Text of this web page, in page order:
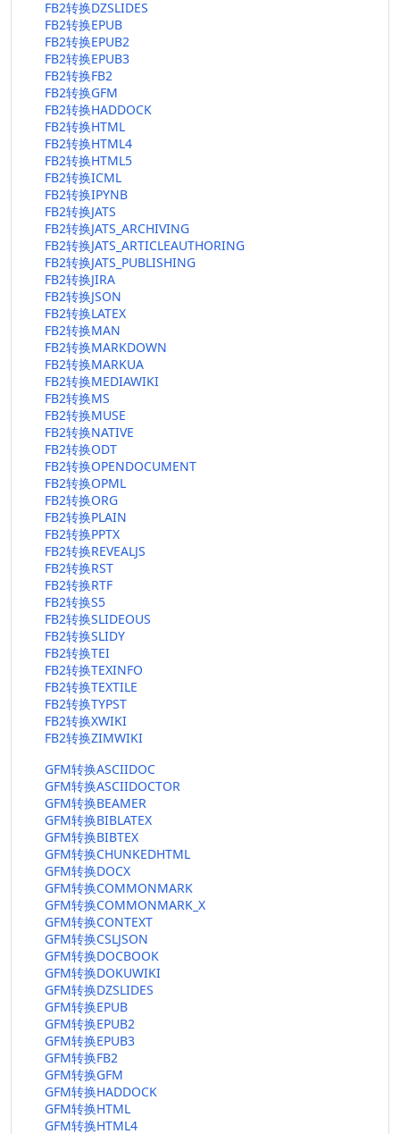
FB2转换DZSLIDES
FB2转换EPUB
FB2转换EPUB2
FB2转换EPUB3
FB2转换FB2
FB2转换GFM
FB2转换HADDOCK
FB2转换HTML
FB2转换HTML4
FB2转换HTML5
FB2转换ICML
FB2转换IPYNB
FB2转换JATS
FB2转换JATS_ARCHIVING
FB2转换JATS_ARTICLEAUTHORING
FB2转换JATS_PUBLISHING
FB2转换JIRA
FB2转换JSON
FB2转换LATEX
FB2转换MAN
FB2转换MARKDOWN
FB2转换MARKUA
FB2转换MEDIAWIKI
FB2转换MS
FB2转换MUSE
FB2转换NATIVE
FB2转换ODT
FB2转换OPENDOCUMENT
FB2转换OPML
FB2转换ORG
FB2转换PLAIN
FB2转换PPTX
FB2转换REVEALJS
FB2转换RST
FB2转换RTF
FB2转换S5
FB2转换SLIDEOUS
FB2转换SLIDY
FB2转换TEI
FB2转换TEXINFO
FB2转换TEXTILE
FB2转换TYPST
FB2转换XWIKI
FB2转换ZIMWIKI
GFM转换ASCIIDOC
GFM转换ASCIIDOCTOR
GFM转换BEAMER
GFM转换BIBLATEX
GFM转换BIBTEX
GFM转换CHUNKEDHTML
GFM转换DOCX
GFM转换COMMONMARK
GFM转换COMMONMARK_X
GFM转换CONTEXT
GFM转换CSLJSON
GFM转换DOCBOOK
GFM转换DOKUWIKI
GFM转换DZSLIDES
GFM转换EPUB
GFM转换EPUB2
GFM转换EPUB3
GFM转换FB2
GFM转换GFM
GFM转换HADDOCK
GFM转换HTML
GFM转换HTML4